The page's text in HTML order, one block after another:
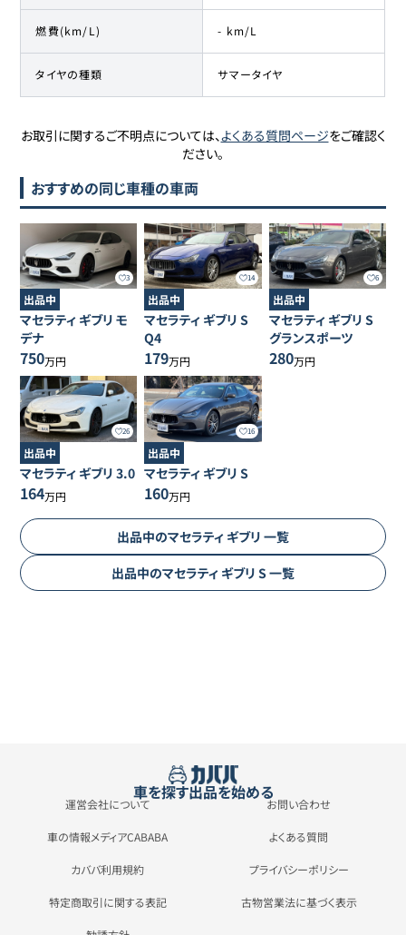
燃費(km/L) - km/L
タイヤの種類 サマータイヤ
お取引に関するご不明点については、よくある質問ページをご確認く
ださい。
おすすめの同じ車種の車両
3
出品中
マセラティ ギブリ モ
デナ
750万円
14
出品中
マセラティ ギブリ S
Q4
179万円
6
出品中
マセラティ ギブリ S
グランスポーツ
280万円
26
出品中
マセラティ ギブリ 3.0
164万円
16
出品中
マセラティ ギブリ S
160万円
出品中のマセラティ ギブリ 一覧
出品中のマセラティ ギブリ S一覧
車を探す出品を始める
運営会社について お問い合わせ
車の情報メディアCABABA よくある質問
カババ利用規約 プライバシーポリシー
特定商取引に関する表記 古物営業法に基づく表示